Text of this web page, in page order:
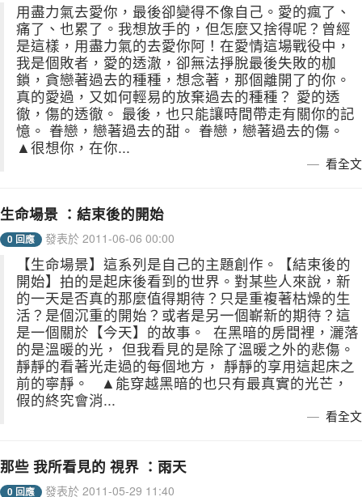
用盡力氣去愛你，最後卻變得不像自己。愛的瘋了、
痛了、也累了。我想放手的，但怎麼又捨得呢？曾經
是這樣，用盡力氣的去愛你阿！在愛情這場戰役中，
我是個敗者，愛的透澈，卻無法掙脫最後失敗的枷
鎖，貪戀著過去的種種，想念著，那個離開了的你。
真的愛過，又如何輕易的放棄過去的種種？ 愛的透
徹，傷的透徹。 最後，也只能讓時間帶走有關你的記
憶。 眷戀，戀著過去的甜。 眷戀，戀著過去的傷。
▲很想你，在你...
看全文
生命場景 ：結束後的開始
0 回應 發表於 2011-06-06 00:00
【生命場景】這系列是自己的主題創作。【結束後的
開始】拍的是起床後看到的世界。對某些人來說，新
的一天是否真的那麼值得期待？只是重複著枯燥的生
活？是個沉重的開始？或者是另一個嶄新的期待？這
是一個關於【今天】的故事。 在黑暗的房間裡，灑落
的是溫暖的光， 但我看見的是除了溫暖之外的悲傷。
靜靜的看著光走過的每個地方， 靜靜的享用這起床之
前的寧靜。 ▲能穿越黑暗的也只有最真實的光芒，
假的終究會消...
看全文
那些 我所看見的 視界 ：雨天
0 回應 發表於 2011-05-29 11:40